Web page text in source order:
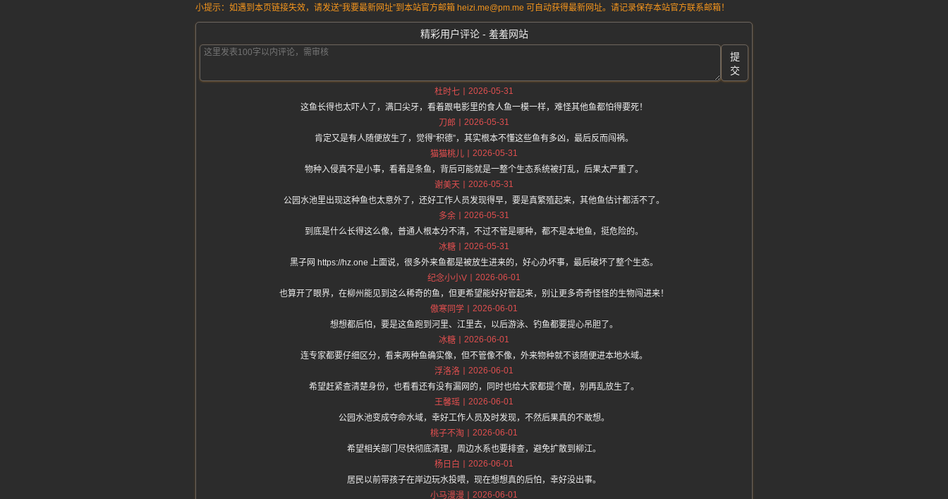
小提示：如遇到本页链接失效，请发送“我要最新网址”到本站官方邮箱 heizi.me@pm.me 可自动获得最新网址。请记录保存本站官方联系邮箱！
精彩用户评论 - 羞羞网站
提
交
杜时七
2026-05-31
这鱼长得也太吓人了，满口尖牙，看着跟电影里的食人鱼一模一样，难怪其他鱼都怕得要死！
刀郎
2026-05-31
肯定又是有人随便放生了，觉得“积德”，其实根本不懂这些鱼有多凶，最后反而闯祸。
猫猫桃儿
2026-05-31
物种入侵真不是小事，看着是条鱼，背后可能就是一整个生态系统被打乱，后果太严重了。
谢美天
2026-05-31
公园水池里出现这种鱼也太意外了，还好工作人员发现得早，要是真繁殖起来，其他鱼估计都活不了。
多余
2026-05-31
到底是什么长得这么像，普通人根本分不清，不过不管是哪种，都不是本地鱼，挺危险的。
冰糖
2026-05-31
黑子网 https://hz.one 上面说，很多外来鱼都是被放生进来的，好心办坏事，最后破坏了整个生态。
纪念小小V
2026-06-01
也算开了眼界，在柳州能见到这么稀奇的鱼，但更希望能好好管起来，别让更多奇奇怪怪的生物闯进来！
傲寒同学
2026-06-01
想想都后怕，要是这鱼跑到河里、江里去，以后游泳、钓鱼都要提心吊胆了。
冰糖
2026-06-01
连专家都要仔细区分，看来两种鱼确实像，但不管像不像，外来物种就不该随便进本地水域。
浮洛洛
2026-06-01
希望赶紧查清楚身份，也看看还有没有漏网的，同时也给大家都提个醒，别再乱放生了。
王馨瑶
2026-06-01
公园水池变成夺命水域，幸好工作人员及时发现，不然后果真的不敢想。
桃子不淘
2026-06-01
希望相关部门尽快彻底清理，周边水系也要排查，避免扩散到柳江。
杨日白
2026-06-01
居民以前带孩子在岸边玩水投喂，现在想想真的后怕，幸好没出事。
小马漫漫
2026-06-01